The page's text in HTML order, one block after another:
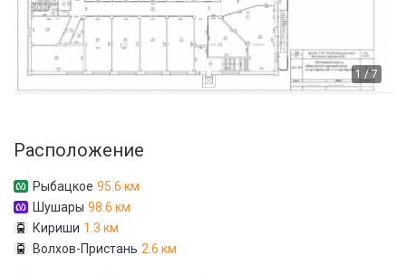
1 / 7
Расположение
Рыбацкое 95.6 км
Шушары 98.6 км
Кириши 1.3 км
Волхов-Пристань 2.6 км